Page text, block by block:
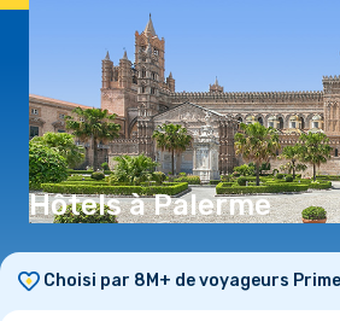
Hôtels à Palerme
Choisi par 8M+ de voyageurs Prime